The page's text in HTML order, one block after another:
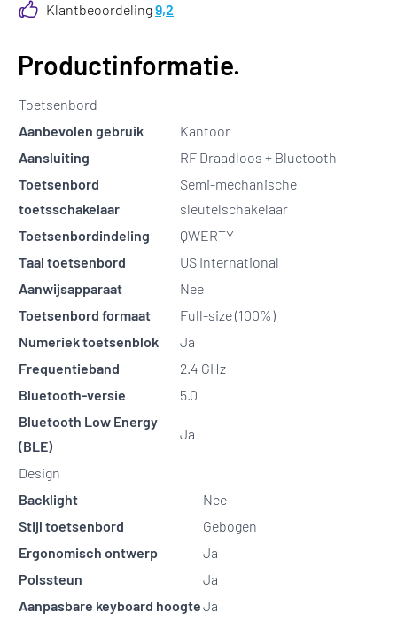
Klantbeoordeling9,2
Productinformatie.
Toetsenbord
Aanbevolen gebruik
Kantoor
Aansluiting
RF Draadloos + Bluetooth
Toetsenbord
toetsschakelaar
Semi-mechanische
sleutelschakelaar
Toetsenbordindeling
QWERTY
Taal toetsenbord
US International
Aanwijsapparaat
Nee
Toetsenbord formaat
Full-size (100%)
Numeriek toetsenblok
Ja
Frequentieband
2.4 GHz
Bluetooth-versie
5.0
Bluetooth Low Energy
(BLE)
Ja
Design
Backlight
Nee
Stijl toetsenbord
Gebogen
Ergonomisch ontwerp
Ja
Polssteun
Ja
Aanpasbare keyboard hoogteJa